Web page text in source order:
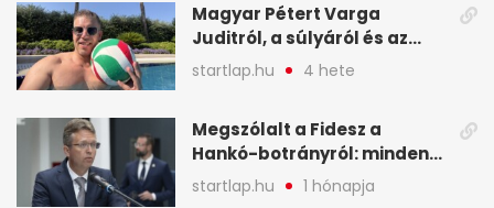
Magyar Pétert Varga
Juditról, a súlyáról és az
alvásidejéről is faggatták a
Redditen, sok kérdésre sírva
A hét legfontosabb hírei
képekben
startlap.hu 4 hete
Megszólalt a Fidesz a
Hankó-botrányról: minden
forint jó helyre ment - A hét
legfontosabb hírei
startlap.hu 1 hónapja